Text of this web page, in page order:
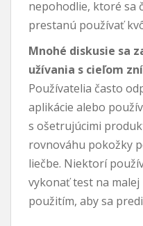
nepohodlie, ktoré sa
prestanú používať
Mnohé diskusie sa
užívania s cieľom
Používatelia často
aplikácie alebo
s ošetrujúcimi
rovnováhu pokožky
liečbe. Niektorí
vykonať test na
použitím, aby sa